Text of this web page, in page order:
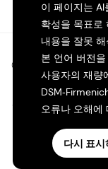
이 페이지는
확성을 목표로
내용을 잘못
본 언어 버전
사용자의 재량
오류나 오해에
다시 표
©2026 dsm-
개인정보 보호 고지
이용 약관